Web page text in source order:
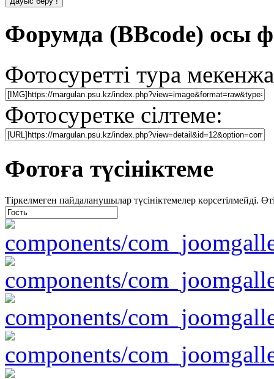
Форумда (BBcode) осы
Фотосуретті тура
Фотосуретке сілтеме:
Фотоға түсініктеме
Тіркелмеген пайдаланушылар түсініктемелер көрсетілмейді.